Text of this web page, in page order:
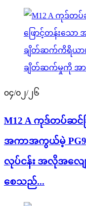
၀၄/၀၂/၂၆
M12 A ကုဒ်တပ်ဆင်ခ
အကာအကွယ်မဲ့
လုပ်ငန်း အလိုအလျေ
စေသည်...